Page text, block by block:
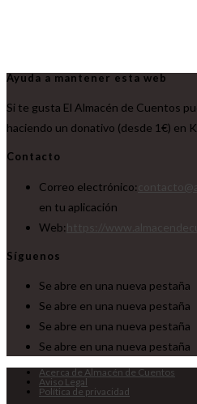
Ayuda a mantener esta web
Si te gusta El Almacén de Cuentos
haciendo un donativo (desde 1€) en
Contacto
Correo electrónico:
en tu aplicación
Web:
Síguenos
Se abre en una nueva pestaña
Se abre en una nueva pestaña
Se abre en una nueva pestaña
Se abre en una nueva pestaña
Acerca de Almacén de Cuentos
Aviso Legal
Política de privacidad